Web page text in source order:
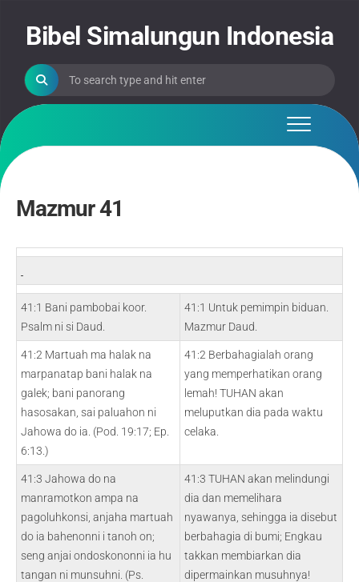
contentBibel Simalungun Indonesia
Mazmur 41
41:1 Bani pambobai koor.
Psalm ni si Daud.
41:1 Untuk pemimpin biduan.
Mazmur Daud.
41:2 Martuah ma halak na
marpanatap bani halak na
galek; bani panorang
hasosakan, sai paluahon ni
Jahowa do ia. (Pod. 19:17; Ep.
6:13.)
41:2 Berbahagialah orang
yang memperhatikan orang
lemah! TUHAN akan
meluputkan dia pada waktu
celaka.
41:3 Jahowa do na
manramotkon ampa na
pagoluhkonsi, anjaha martuah
do ia bahenonni i tanoh on;
seng anjai ondoskononni ia hu
tangan ni munsuhni. (Ps.
41:3 TUHAN akan melindungi
dia dan memelihara
nyawanya, sehingga ia disebut
berbahagia di bumi; Engkau
takkan membiarkan dia
dipermainkan musuhnya!